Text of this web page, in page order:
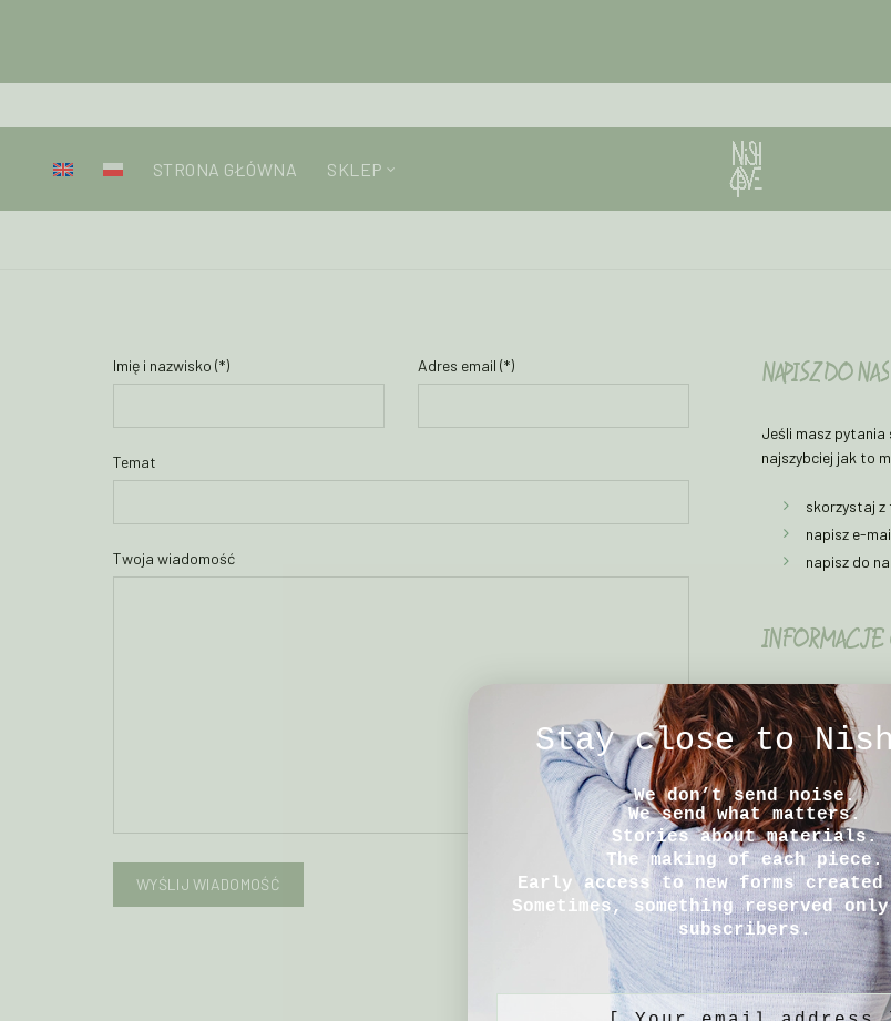
STRONA GŁÓWNA SKLEP
Imię i nazwisko (*) Adres email (*)
Temat
Twoja wiadomość
NAPISZ DO NAS
Jeśli masz
najszybciej jak to
skorzystaj
napisz e-
napisz do
INFORMACJE
E-Mail:
tel. +48668766838
Nishove
ul. Polna
87-162
Polska/
NIP:
REGON:
Stay close to
We don’t send noise.
We send what matters.
Stories about materials.
The making of each piece.
Early access to new forms
Sometimes, something reserved
subscribers.
[ Your email address ]